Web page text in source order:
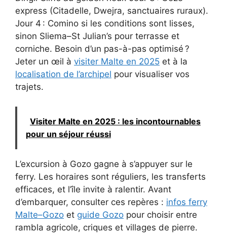
express (Citadelle, Dwejra, sanctuaires ruraux).
Jour 4 : Comino si les conditions sont lisses,
sinon Sliema–St Julian’s pour terrasse et
corniche. Besoin d’un pas-à-pas optimisé ?
Jeter un œil à visiter Malte en 2025 et à la
localisation de l’archipel pour visualiser vos
trajets.
Visiter Malte en 2025 : les incontournables
pour un séjour réussi
L’excursion à Gozo gagne à s’appuyer sur le
ferry. Les horaires sont réguliers, les transferts
efficaces, et l’île invite à ralentir. Avant
d’embarquer, consulter ces repères : infos ferry
Malte–Gozo et guide Gozo pour choisir entre
rambla agricole, criques et villages de pierre.